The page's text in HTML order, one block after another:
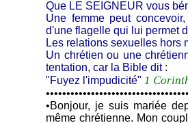
Que LE SEIGNEUR vous
Une femme peut
d'une flagelle qui lui permet
Les relations sexuelles hors
Un chrétien ou une
tentation, car la Bible dit :
"Fuyez l'impudicité" 1
•Bonjour, je suis mariée
même chrétienne. Mon